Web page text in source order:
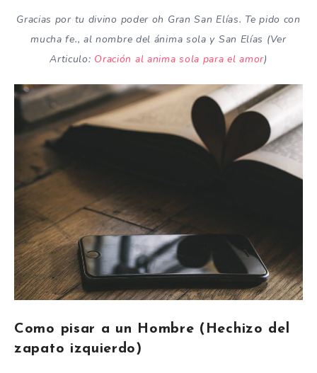
Gracias por tu divino poder oh Gran San Elías. Te pido con
mucha fe., al nombre del ánima sola y San Elías (Ver
Articulo: Oración al anima sola para el amor)
Como pisar a un Hombre (Hechizo del
zapato izquierdo)